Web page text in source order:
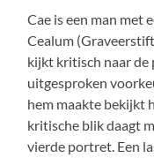
Cae is een man met
Cealum
kijkt kritisch naar
uitgesproken
hem maakte bekijkt
kritische blik daagt
vierde portret. Een